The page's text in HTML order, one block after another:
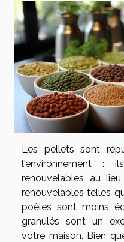
Les pellets sont
l'environnement :
renouvelables au
renouvelables telles
poêles sont moins
granulés sont un
votre maison. Bien